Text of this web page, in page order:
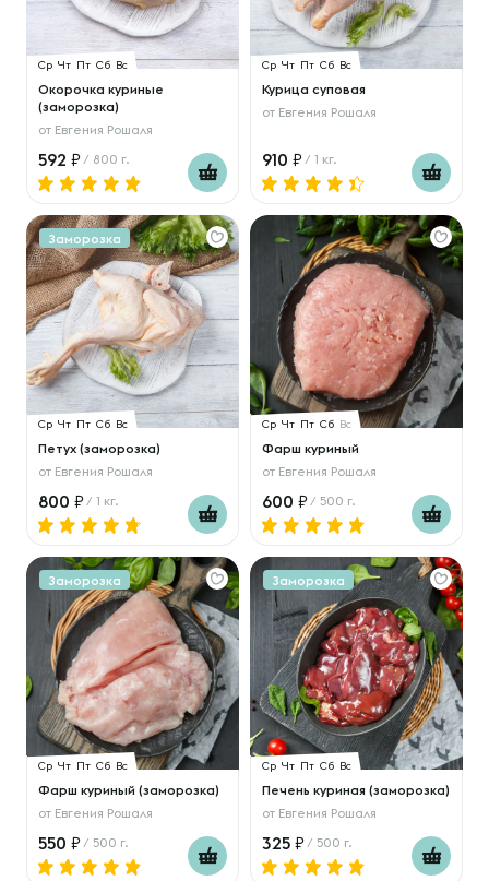
Ср Чт Пт Сб Вс
Окорочка куриные
(заморозка)
от Евгения Рошаля
592 / 800 г.
Ср Чт Пт Сб Вс
Курица суповая
от Евгения Рошаля
910 / 1 кг.
Заморозка
Ср Чт Пт Сб Вс
Петух (заморозка)
от Евгения Рошаля
800 / 1 кг.
Ср Чт Пт Сб Вс
Фарш куриный
от Евгения Рошаля
600 / 500 г.
Заморозка
Ср Чт Пт Сб Вс
Фарш куриный (заморозка)
от Евгения Рошаля
550 / 500 г.
Заморозка
Ср Чт Пт Сб Вс
Печень куриная (заморозка)
от Евгения Рошаля
325 / 500 г.